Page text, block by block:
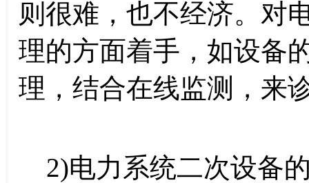
则很难，也不经济。对
理的方面着手，如设备
理，结合在线监测，来
2)电力系统二次设备